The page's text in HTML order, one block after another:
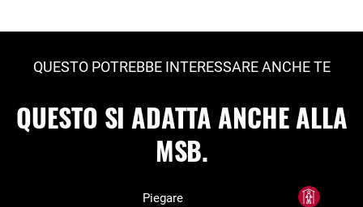
QUESTO POTREBBE INTERESSARE ANCHE TE
QUESTO SI ADATTA ANCHE ALLA
MSB.
Piegare